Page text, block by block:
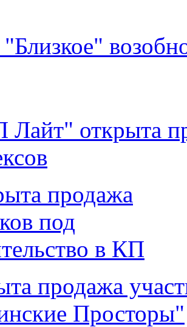
открыта
продажа
Просторы"